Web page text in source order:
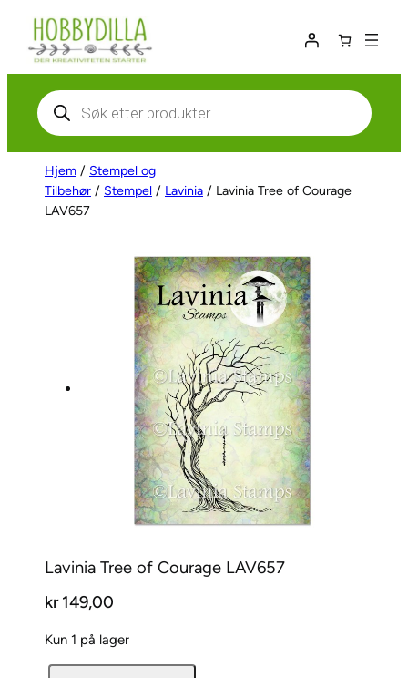
Hopp
innhold
Products
search
Hjem / Stempel og
Tilbehør / Stempel / Lavinia / Lavinia Tree of Courage
LAV657
Lavinia Tree of Courage LAV657
kr149,00
Kun 1 på lager